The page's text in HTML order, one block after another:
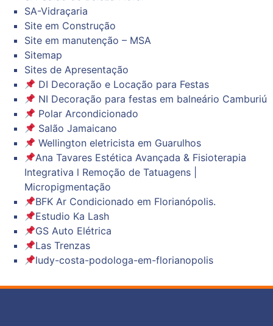
SA-Vidraçaria
Site em Construção
Site em manutenção – MSA
Sitemap
Sites de Apresentação
DI Decoração e Locação para Festas
NI Decoração para festas em balneário Camburiú
Polar Arcondicionado
Salão Jamaicano
Wellington eletricista em Guarulhos
Ana Tavares Estética Avançada & Fisioterapia
Integrativa l Remoção de Tatuagens |
Micropigmentação
BFK Ar Condicionado em Florianópolis.
Estudio Ka Lash
GS Auto Elétrica
Las Trenzas
ludy-costa-podologa-em-florianopolis